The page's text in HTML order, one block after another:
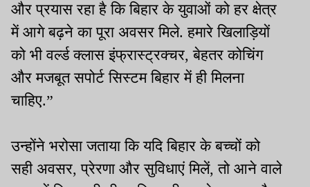
और प्रयास रहा है कि बिहार के युवाओं को हर क्षेत्र
में आगे बढ़ने का पूरा अवसर मिले. हमारे खिलाड़ियों
को भी वर्ल्ड क्लास इंफ्रास्ट्रक्चर, बेहतर कोचिंग
और मजबूत सपोर्ट सिस्टम बिहार में ही मिलना
चाहिए.”
उन्होंने भरोसा जताया कि यदि बिहार के बच्चों को
सही अवसर, प्रेरणा और सुविधाएं मिलें, तो आने वाले